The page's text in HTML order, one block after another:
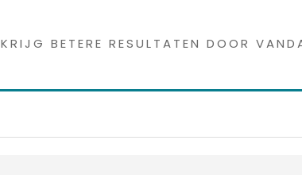
KRIJG BETERE RESULTATEN DOOR